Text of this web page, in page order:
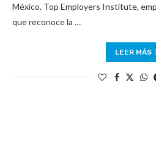
México. Top Employers Institute,
que reconoce la …
LEER MÁS